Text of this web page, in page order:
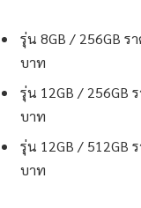
รุ่น 8GB / 256GB
บาท
รุ่น 12GB / 256GB
บาท
รุ่น 12GB / 512GB
บาท